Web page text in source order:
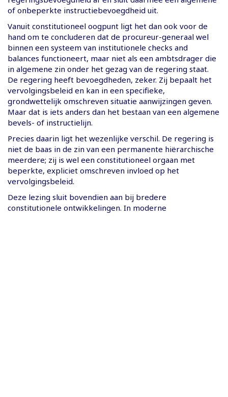
of onbeperkte instructiebevoegdheid uit.
Vanuit constitutioneel oogpunt ligt het dan ook voor de
hand om te concluderen dat de procureur-generaal wel
binnen een systeem van institutionele checks and
balances functioneert, maar niet als een ambtsdrager die
in algemene zin onder het gezag van de regering staat.
De regering heeft bevoegdheden, zeker. Zij bepaalt het
vervolgingsbeleid en kan in een specifieke,
grondwettelijk omschreven situatie aanwijzingen geven.
Maar dat is iets anders dan het bestaan van een algemene
bevels- of instructielijn.
Precies daarin ligt het wezenlijke verschil. De regering is
niet de baas in de zin van een permanente hiërarchische
meerdere; zij is wel een constitutioneel orgaan met
beperkte, expliciet omschreven invloed op het
vervolgingsbeleid.
Deze lezing sluit bovendien aan bij bredere
constitutionele ontwikkelingen. In moderne